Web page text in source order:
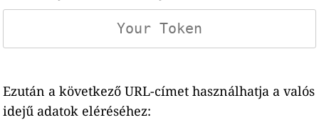
Ezután a következő URL-címet használhatja a valós
idejű adatok eléréséhez: